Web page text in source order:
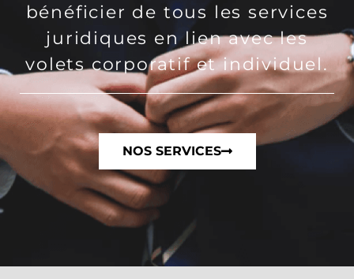
bénéficier de tous les services
juridiques en lien avec les
volets corporatif et individuel.
NOS SERVICES